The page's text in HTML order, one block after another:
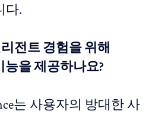
다.
전트 경험을 위해
능을 제공하나요?
는 사용자의 방대한 사